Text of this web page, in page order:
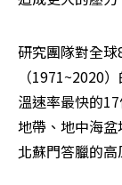
研究團隊對全
（1971~2020
溫速率最快的
地帶、地中海
北蘇門答臘的高